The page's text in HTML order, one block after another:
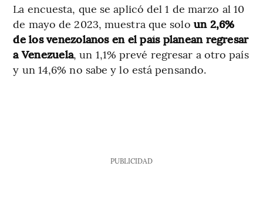
La encuesta, que se aplicó del 1 de marzo al 10
de mayo de 2023, muestra que solo un 2,6%
de los venezolanos en el país planean regresar
a Venezuela, un 1,1% prevé regresar a otro país
y un 14,6% no sabe y lo está pensando.
PUBLICIDAD